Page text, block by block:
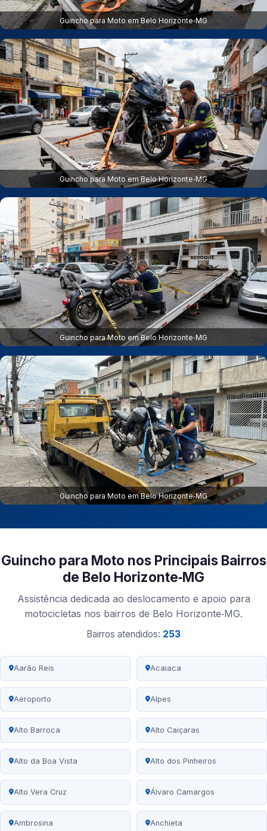
Guincho para Moto em Belo Horizonte‑MG
Guincho para Moto em Belo Horizonte‑MG
Guincho para Moto em Belo Horizonte‑MG
Guincho para Moto em Belo Horizonte‑MG
Guincho para Moto nos Principais Bairros
de Belo Horizonte‑MG
Assistência dedicada ao deslocamento e apoio para
motocicletas nos bairros de Belo Horizonte‑MG.
Bairros atendidos: 253
Aarão Reis Acaiaca
Aeroporto Alpes
Alto Barroca Alto Caiçaras
Alto da Boa Vista Alto dos Pinheiros
Alto Vera Cruz Álvaro Camargos
Ambrosina Anchieta